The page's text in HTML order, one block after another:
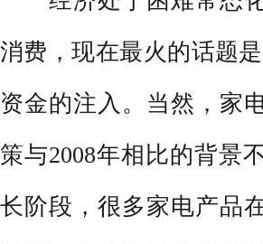
消费，现在最火的话题
资金的注入。当然，家
策与2008年相比的背景
长阶段，很多家电产品